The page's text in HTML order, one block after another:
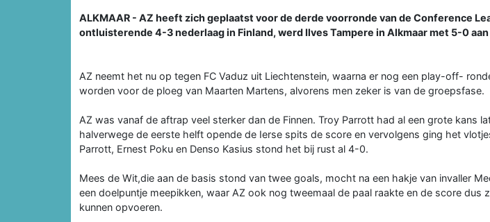
ALKMAAR - AZ heeft zich geplaatst voor de derde voorronde van de Conference
ontluisterende 4-3 nederlaag in Finland, werd Ilves Tampere in Alkmaar met 5-0
AZ neemt het nu op tegen FC Vaduz uit Liechtenstein, waarna er nog een play-off-
worden voor de ploeg van Maarten Martens, alvorens men zeker is van de groepsfase.
AZ was vanaf de aftrap veel sterker dan de Finnen. Troy Parrott had al een grote kans
halverwege de eerste helft opende de Ierse spits de score en vervolgens ging het
Parrott, Ernest Poku en Denso Kasius stond het bij rust al 4-0.
Mees de Wit,die aan de basis stond van twee goals, mocht na een hakje van invaller
een doelpuntje meepikken, waar AZ ook nog tweemaal de paal raakte en de score dus
kunnen opvoeren.